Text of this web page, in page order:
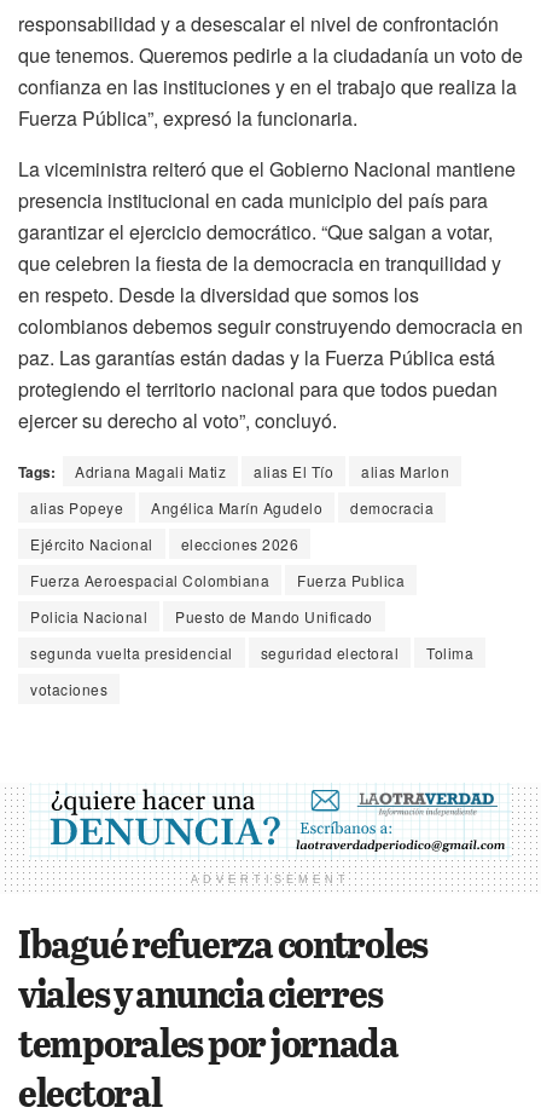
responsabilidad y a desescalar el nivel de confrontación
que tenemos. Queremos pedirle a la ciudadanía un voto de
confianza en las instituciones y en el trabajo que realiza la
Fuerza Pública”, expresó la funcionaria.
La viceministra reiteró que el Gobierno Nacional mantiene
presencia institucional en cada municipio del país para
garantizar el ejercicio democrático. “Que salgan a votar,
que celebren la fiesta de la democracia en tranquilidad y
en respeto. Desde la diversidad que somos los
colombianos debemos seguir construyendo democracia en
paz. Las garantías están dadas y la Fuerza Pública está
protegiendo el territorio nacional para que todos puedan
ejercer su derecho al voto”, concluyó.
Tags: Adriana Magali Matiz alias El Tío
alias Marlon
alias Popeye
Angélica Marín Agudelo
democracia
Ejército Nacional
elecciones 2026
Fuerza Aeroespacial Colombiana
Fuerza Publica
Policia Nacional
Puesto de Mando Unificado
segunda vuelta presidencial
seguridad electoral
Tolima
votaciones
ADVERTISEMENT
Ibagué refuerza controles
viales y anuncia cierres
temporales por jornada
electoral